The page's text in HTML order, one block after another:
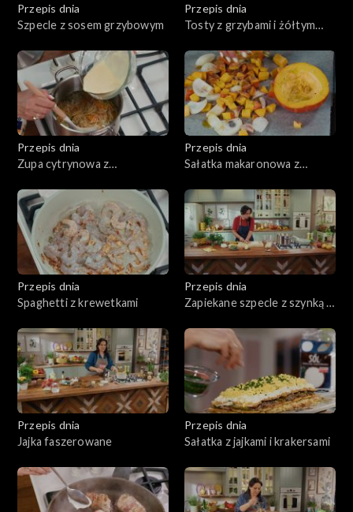
Przepis dnia
Szpecle z sosem grzybowym
Przepis dnia
Tosty z grzybami i żółtym
Przepis dnia
Zupa cytrynowa z
Przepis dnia
Sałatka makaronowa z
Przepis dnia
Spaghetti z krewetkami
Przepis dnia
Zapiekane szpecle z szynką i
Przepis dnia
Jajka faszerowane
Przepis dnia
Sałatka z jajkami i krakersami